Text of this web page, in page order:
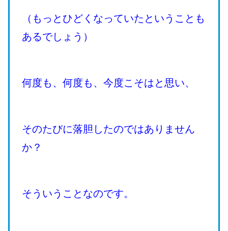
（もっとひどくなっていたということも
あるでしょう）
何度も、何度も、今度こそはと思い、
そのたびに落胆したのではありません
か？
そういうことなのです。